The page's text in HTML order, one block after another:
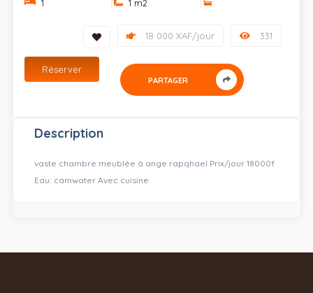
1 1 m2
331
18 000 XAF/jour
Réserver
PARTAGER
Description
vaste chambre meublée à ange rapqhael Prix/jour 18000f
Eau: camwater Avec cuisine